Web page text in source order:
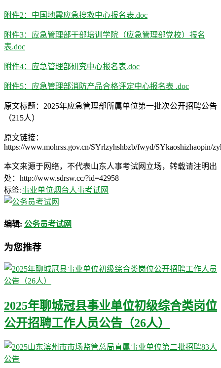
附件2：中国地震应急搜救中心报名表.doc
附件3：应急管理部干部培训学院（应急管理部党校）报名
表.doc
附件4：应急管理部研究中心报名表.doc
附件5：应急管理部消防产品合格评定中心报名表 .doc
原文标题：2025年应急管理部所属单位第一批次公开招聘公告
（215人）
原文链接：
https://www.mohrss.gov.cn/SYrlzyhshbzb/fwyd/SYkaoshizhaopin/
本文来源于网络，不代表山东人事考试网立场，转载请注明出
处：http://www.sdrsw.cc/?id=42958
标签:事业单位烟台人事考试网
编辑: 公务员考试网
为您推荐
2025年聊城冠县事业单位初级综合类岗位
公开招聘工作人员公告（26人）